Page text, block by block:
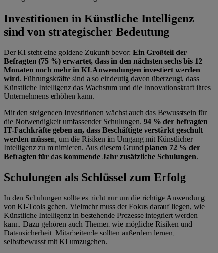
Investitionen in Künstliche Intelligenz
sind von strategischer Bedeutung
Der KI steht eine goldene Zukunft bevor: Ein Großteil der
Befragten (75 %) erwartet, dass in den nächsten sechs bis 12
Monaten noch mehr in KI-Anwendungen investiert werden
wird. Führungskräfte sind also eindeutig davon überzeugt, dass
Künstliche Intelligenz das Wachstum und die Innovationskraft ihres
Unternehmens erhöhen kann.
Mit den steigenden Investitionen wächst auch das Bewusstsein für
die Notwendigkeit umfassender Schulungen. 94 % der befragten
IT-Fachkräfte geben an, dass Beschäftigte verstärkt geschult
werden müssen, um die Risiken im Umgang mit Künstlicher
Intelligenz zu minimieren. Aus diesem Grund planen 72 % der
Befragten für das kommende Jahr zusätzliche Schulungen.
Schulungen als Schlüssel zum Erfolg
In den Schulungen sollte es nicht nur um die richtige Anwendung
von KI-Tools gehen. Vielmehr muss der Fokus darauf liegen, wie
Künstliche Intelligenz in bestehende Prozesse integriert werden
kann. Dazu gehören auch Themen wie mögliche Risiken und
Datensicherheit. Mitarbeitende sollten außerdem lernen,
selbstbewusst mit KI umzugehen.